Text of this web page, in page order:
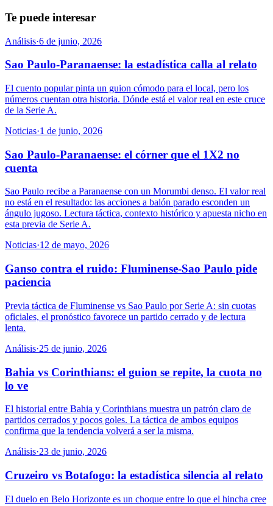
Te puede interesar
Análisis·6 de junio, 2026
Sao Paulo-Paranaense: la estadística calla al relato
El cuento popular pinta un guion cómodo para el local, pero los
números cuentan otra historia. Dónde está el valor real en este cruce
de la Serie A.
Noticias·1 de junio, 2026
Sao Paulo-Paranaense: el córner que el 1X2 no
cuenta
Sao Paulo recibe a Paranaense con un Morumbi denso. El valor real
no está en el resultado: las acciones a balón parado esconden un
ángulo jugoso. Lectura táctica, contexto histórico y apuesta nicho en
esta previa de Serie A.
Noticias·12 de mayo, 2026
Ganso contra el ruido: Fluminense-Sao Paulo pide
paciencia
Previa táctica de Fluminense vs Sao Paulo por Serie A: sin cuotas
oficiales, el pronóstico favorece un partido cerrado y de lectura
lenta.
Análisis·25 de junio, 2026
Bahia vs Corinthians: el guion se repite, la cuota no
lo ve
El historial entre Bahia y Corinthians muestra un patrón claro de
partidos cerrados y pocos goles. La táctica de ambos equipos
confirma que la tendencia volverá a ser la misma.
Análisis·23 de junio, 2026
Cruzeiro vs Botafogo: la estadística silencia al relato
El duelo en Belo Horizonte es un choque entre lo que el hincha cree